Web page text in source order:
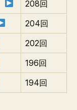
208回
204回
202回
196回
194回